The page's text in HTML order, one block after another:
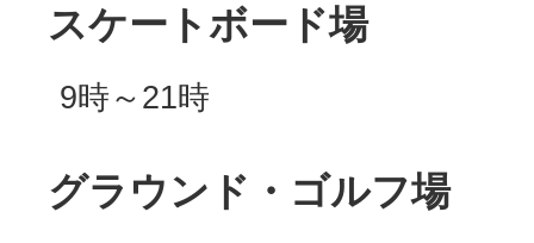
スケートボード場
9時～21時
グラウンド・ゴルフ場